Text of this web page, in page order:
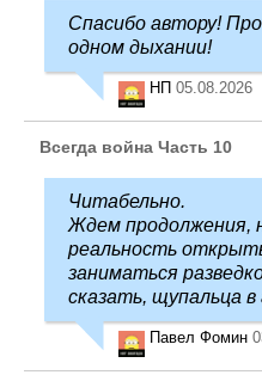
Спасибо автору!
одном дыхании!
НП 05.08.2026
Всегда война Часть 10
Читабельно.
Ждем продолжения,
реальность
заниматься
сказать, щупальца в
Павел Фомин